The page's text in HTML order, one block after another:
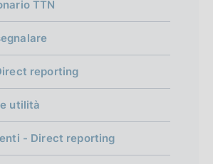
TTN
reporting
utilità
- Direct reporting